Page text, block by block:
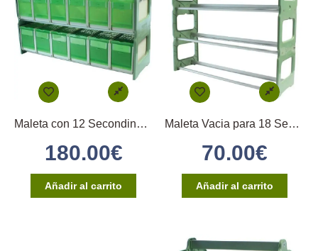
Maleta con 12 Secondinos medios
180.00€
Añadir al carrito
Maleta Vacia para 18 Secondinos Medios 18
70.00€
Añadir al carrito